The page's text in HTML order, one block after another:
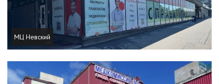
МЦ Невский